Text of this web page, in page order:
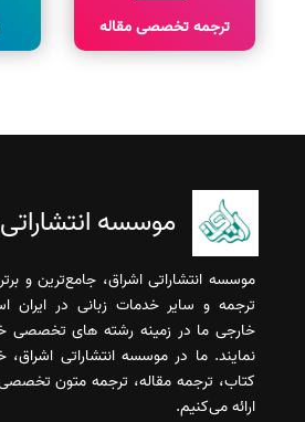
ترجمه تخصصی مقاله
موسسه
موسسه انتشاراتی اشراق، جامع‌ترین و
ترجمه و سایر خدمات زبانی در ایران
خارجی ما در زمینه رشته های تخصصی
نمایند. ما در موسسه انتشاراتی
کتاب، ترجمه مقاله، ترجمه متون
ارائه می‌کنیم.